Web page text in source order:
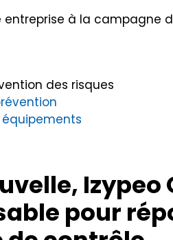
entreprise à la campagne
des risques
Izypeo
pour